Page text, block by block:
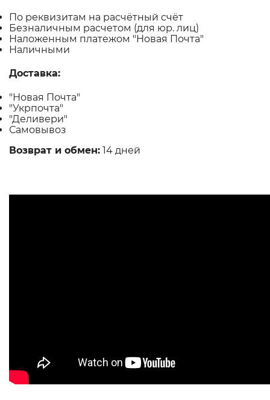
По реквизитам на расчётный счёт
Безналичным расчетом (для юр. лиц)
Наложенным платежом "Новая Почта"
Наличными
Доставка:
"Новая Почта"
"Укрпочта"
"Деливери"
Самовывоз
Возврат и обмен: 14 дней